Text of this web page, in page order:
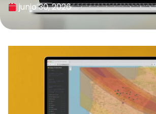
junio 30, 2026